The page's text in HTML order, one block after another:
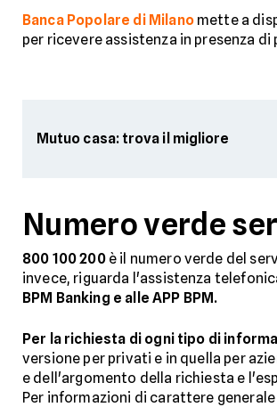
Banca Popolare di Milanomette a
per ricevere assistenza in presenza
Mutuo casa: trova il migliore
Numero verde
800 100 200è il numero verde del
invece, riguarda l'assistenza
BPM Banking e alle APP BPM.
Per la richiesta di ogni tipo di
versione per privati e in quella per
e dell'argomento della richiesta e
Per informazioni di carattere